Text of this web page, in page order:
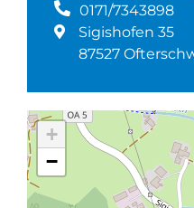
0171/7343898
Sigishofen 35
87527
+
−